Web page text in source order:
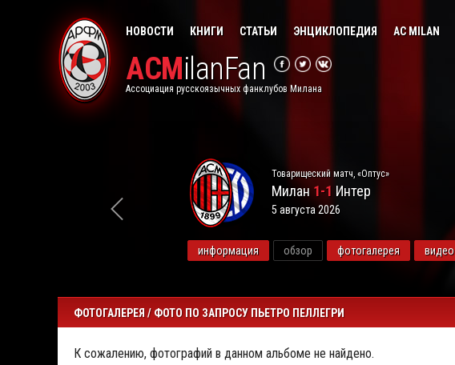
НОВОСТИ КНИГИ СТАТЬИ ЭНЦИКЛОПЕДИЯ AC MILAN
ACMilanFan
Ассоциация русскоязычных фанклубов Милана
Товарищеский матч, «Оптус»
Милан 1-1 Интер
5 августа 2026
информация обзор фотогалерея видео
ФОТОГАЛЕРЕЯ / ФОТО ПО ЗАПРОСУ ПЬЕТРО ПЕЛЛЕГРИ
К сожалению, фотографий в данном альбоме не найдено.